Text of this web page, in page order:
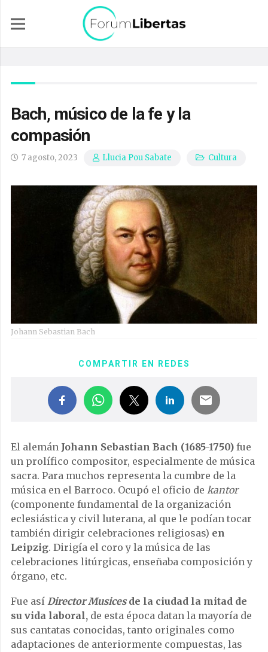
Bach, músico de la fe y la
compasión
7 agosto, 2023 Llucia Pou Sabate Cultura
Johann Sebastian Bach
COMPARTIR EN REDES
El alemán Johann Sebastian Bach (1685-1750) fue
un prolífico compositor, especialmente de música
sacra. Para muchos representa la cumbre de la
música en el Barroco. Ocupó el oficio de kantor
(componente fundamental de la organización
eclesiástica y civil luterana, al que le podían tocar
también dirigir celebraciones religiosas) en
Leipzig. Dirigía el coro y la música de las
celebraciones litúrgicas, enseñaba composición y
órgano, etc.
Fue así Director Musicesde la ciudad la mitad de
su vida laboral, de esta época datan la mayoría de
sus cantatas conocidas, tanto originales como
adaptaciones de anteriormente compuestas, las